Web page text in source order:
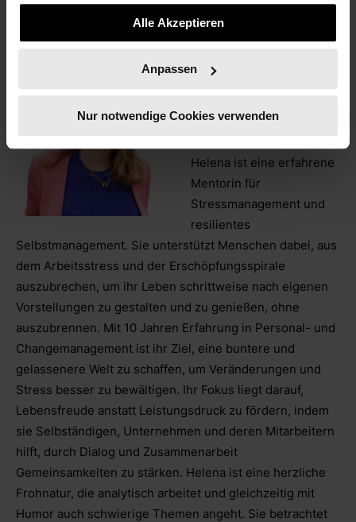
widerrufen.
Alle Akzeptieren
Anpassen
Nur notwendige Cookies verwenden
Helena
Meister
Mentorin für Stress- und
Helena ist eine erfahrene
Mentorin für
Stressmanagement und
resilientes
Selbstmanagement. Sie unterstützt Menschen dabei, aus
dem Arbeitsstress und der Erschöpfungsspirale
auszubrechen, um ihr Leben schrittweise nach eigenen
Vorstellungen zu gestalten und zu genießen, ohne
auszubrennen. Mit 10 Jahren Erfahrung in Personal- und
Changemanagement ist ihr Ziel, eine buntere und
gelassenere Welt zu schaffen, um Veränderungen und
Stress besser zu bewältigen. Ihr Fokus liegt darauf,
Lebensfreude anstatt Leistungsdruck zu fördern, indem
sie Selbständigen, Unternehmen und deren Mitarbeitern
hilft, durch Dialog und Zusammenarbeit
Gemeinsamkeiten zu stärken. Helena ist eine herzliche
Frohnatur, die analytisch arbeitet und gleichzeitig mit
Humor auch schwierige Themen angeht. Sie betrachtet